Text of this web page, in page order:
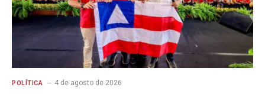
POLÍTICA 4 de agosto de 2026